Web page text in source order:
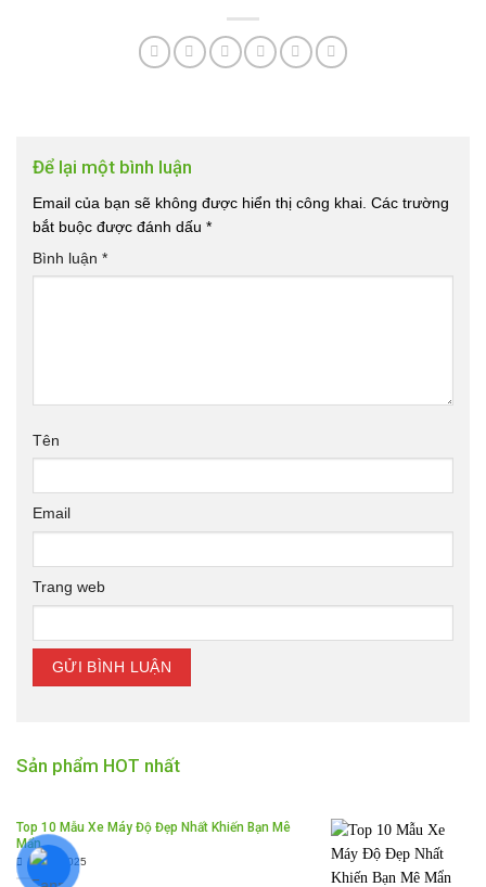
Để lại một bình luận
Email của bạn sẽ không được hiển thị công khai. Các trường
bắt buộc được đánh dấu *
Bình luận *
Tên
Email
Trang web
Sản phẩm HOT nhất
Top 10 Mẫu Xe Máy Độ Đẹp Nhất Khiến Bạn Mê
Mẩn
25/02/2025